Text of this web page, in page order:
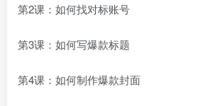
第2课：如何找对标账号
第3课：如何写爆款标题
第4课：如何制作爆款封面